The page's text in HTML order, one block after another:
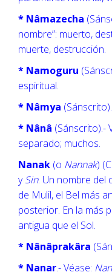
* Nâmazecha
nombre”: muerto,
muerte, destrucción.
* Namoguru
espiritual.
* Nâmya
* Nânâ (Sánscrito).-
separado; muchos.
Nanak (o Nannak)
ySin. Un nombre del
de Mulil, el Bel más
posterior. En la más
antigua que el Sol.
* Nânâprakâra
* Nanar.- Véase: